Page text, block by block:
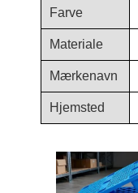
Farve
Materiale
Mærkenavn
Hjemsted